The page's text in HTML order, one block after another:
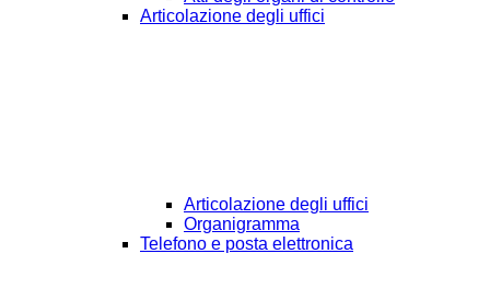
Articolazione degli uffici
Articolazione degli uffici
Organigramma
Telefono e posta elettronica